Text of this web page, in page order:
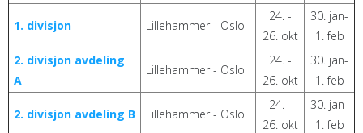
1. divisjon Lillehammer - Oslo
24. -
26. okt
30. jan-
1. feb
2. divisjon avdeling
A
Lillehammer - Oslo
24. -
26. okt
30. jan-
1. feb
2. divisjon avdeling B Lillehammer - Oslo
24. -
26. okt
30. jan-
1. feb